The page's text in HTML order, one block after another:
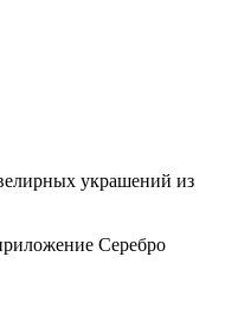
украшений из
Серебро